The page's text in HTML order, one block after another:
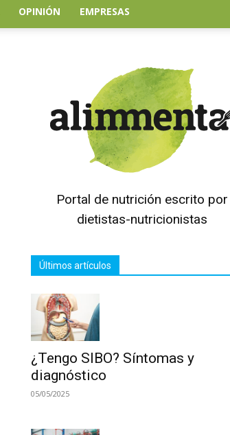
OPINIÓN EMPRESAS
Portal de nutrición escrito por
dietistas-nutricionistas
Últimos artículos
¿Tengo SIBO? Síntomas y
diagnóstico
05/05/2025